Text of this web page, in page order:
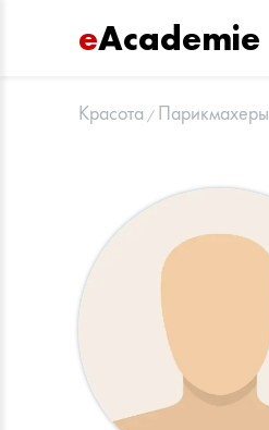
eAcademie
Красота Парикмахеры